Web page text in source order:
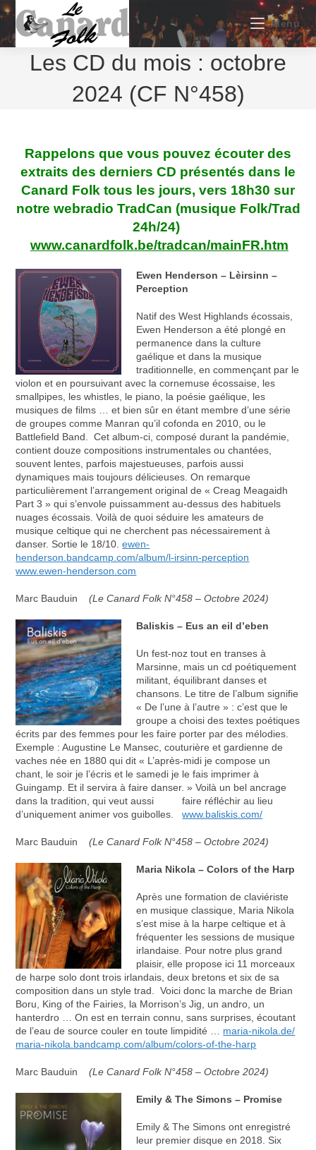
Skip
to
content
Menu
Les CD du mois : octobre
2024 (CF N°458)
Rappelons que vous pouvez écouter des
extraits des derniers CD présentés dans le
Canard Folk tous les jours, vers 18h30 sur
notre webradio TradCan (musique Folk/Trad
24h/24)
www.canardfolk.be/tradcan/mainFR.htm
Ewen Henderson – Lèirsinn –
Perception
Natif des West Highlands écossais,
Ewen Henderson a été plongé en
permanence dans la culture
gaélique et dans la musique
traditionnelle, en commençant par le
violon et en poursuivant avec la cornemuse écossaise, les
smallpipes, les whistles, le piano, la poésie gaélique, les
musiques de films … et bien sûr en étant membre d’une série
de groupes comme Manran qu’il cofonda en 2010, ou le
Battlefield Band. Cet album-ci, composé durant la pandémie,
contient douze compositions instrumentales ou chantées,
souvent lentes, parfois majestueuses, parfois aussi
dynamiques mais toujours délicieuses. On remarque
particulièrement l’arrangement original de « Creag Meagaidh
Part 3 » qui s’envole puissamment au-dessus des habituels
nuages écossais. Voilà de quoi séduire les amateurs de
musique celtique qui ne cherchent pas nécessairement à
danser. Sortie le 18/10.ewen-
henderson.bandcamp.com/album/l-irsinn-perception
www.ewen-henderson.com
Marc Bauduin(Le Canard Folk N°458 – Octobre 2024)
Baliskis – Eus an eil d’eben
Un fest-noz tout en transes à
Marsinne, mais un cd poétiquement
militant, équilibrant danses et
chansons. Le titre de l’album signifie
« De l’une à l’autre » : c’est que le
groupe a choisi des textes poétiques
écrits par des femmes pour les faire porter par des mélodies.
Exemple : Augustine Le Mansec, couturière et gardienne de
vaches née en 1880 qui dit « L’après-midi je compose un
chant, le soir je l’écris et le samedi je le fais imprimer à
Guingamp. Et il servira à faire danser. » Voilà un bel ancrage
dans la tradition, qui veut aussi faire réfléchir au lieu
d’uniquement animer vos guibolles.www.baliskis.com/
Marc Bauduin(Le Canard Folk N°458 – Octobre 2024)
Maria Nikola – Colors of the Harp
Après une formation de claviériste
en musique classique, Maria Nikola
s’est mise à la harpe celtique et à
fréquenter les sessions de musique
irlandaise. Pour notre plus grand
plaisir, elle propose ici 11 morceaux
de harpe solo dont trois irlandais, deux bretons et six de sa
composition dans un style trad. Voici donc la marche de Brian
Boru, King of the Fairies, la Morrison’s Jig, un andro, un
hanterdro … On est en terrain connu, sans surprises, écoutant
de l’eau de source couler en toute limpidité … maria-nikola.de/
maria-nikola.bandcamp.com/album/colors-of-the-harp
Marc Bauduin(Le Canard Folk N°458 – Octobre 2024)
Emily & The Simons – Promise
Emily & The Simons ont enregistré
leur premier disque en 2018. Six